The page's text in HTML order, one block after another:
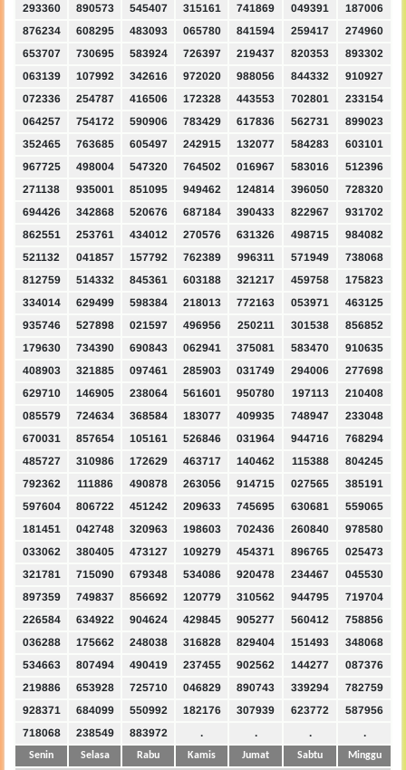
293360
890573 545407 315161 741869 049391
187006
876234
608295 483093 065780 841594 259417
274960
653707
730695 583924 726397 219437 820353
893302
063139
107992 342616 972020 988056 844332
910927
072336
254787 416506 172328 443553 702801
233154
064257
754172 590906 783429 617836 562731
899023
352465
763685 605497 242915 132077 584283
603101
967725
498004 547320 764502 016967 583016
512396
271138
935001 851095 949462 124814 396050
728320
694426
342868 520676 687184 390433 822967
931702
862551
253761 434012 270576 631326 498715
984082
521132
041857 157792 762389 996311 571949
738068
812759
514332 845361 603188 321217 459758
175823
334014
629499 598384 218013 772163 053971
463125
935746
527898 021597 496956 250211 301538
856852
179630
734390 690843 062941 375081 583470
910635
408903
321885 097461 285903 031749 294006
277698
629710
146905 238064 561601 950780 197113
210408
085579
724634 368584 183077 409935 748947
233048
670031
857654 105161 526846 031964 944716
768294
485727
310986 172629 463717 140462 115388
804245
792362
111886 490878 263056 914715 027565
385191
597604
806722 451242 209633 745695 630681
559065
181451
042748 320963 198603 702436 260840
978580
033062
380405 473127 109279 454371 896765
025473
321781
715090 679348 534086 920478 234467
045530
897359
749837 856692 120779 310562 944795
719704
226584
634922 904624 429845 905277 560412
758856
036288
175662 248038 316828 829404 151493
348068
534663
807494 490419 237455 902562 144277
087376
219886
653928 725710 046829 890743 339294
782759
928371
684099 550992 182176 307939 623772
587956
718068
238549 883972 . . . .
Senin Selasa Rabu Kamis Jumat Sabtu Minggu